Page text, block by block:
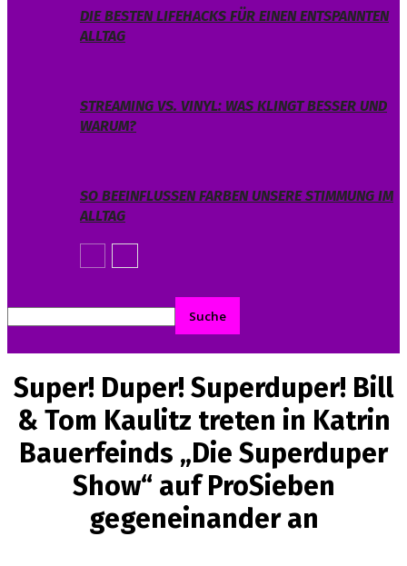
DIE BESTEN LIFEHACKS FÜR EINEN ENTSPANNTEN
ALLTAG
STREAMING VS. VINYL: WAS KLINGT BESSER UND
WARUM?
SO BEEINFLUSSEN FARBEN UNSERE STIMMUNG IM
ALLTAG
Super! Duper! Superduper! Bill
& Tom Kaulitz treten in Katrin
Bauerfeinds „Die Superduper
Show“ auf ProSieben
gegeneinander an